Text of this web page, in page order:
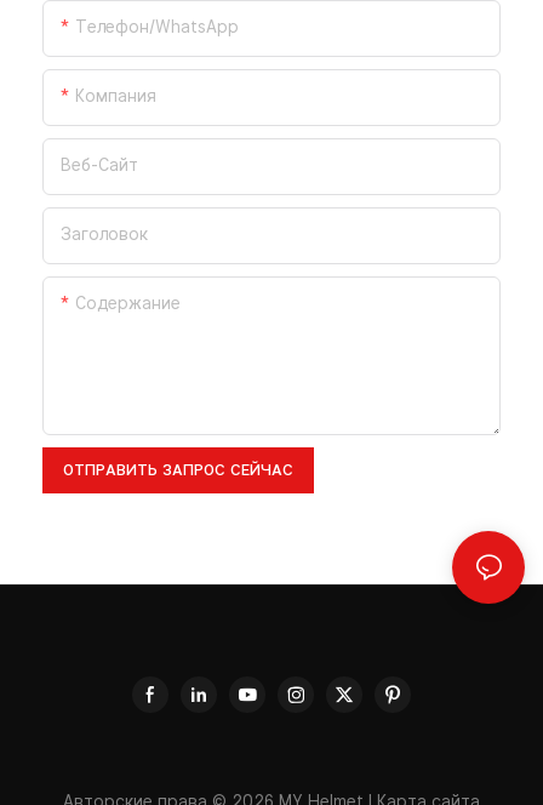
Телефон/WhatsApp
Компания
Веб-Сайт
Заголовок
Содержание
ОТПРАВИТЬ ЗАПРОС СЕЙЧАС